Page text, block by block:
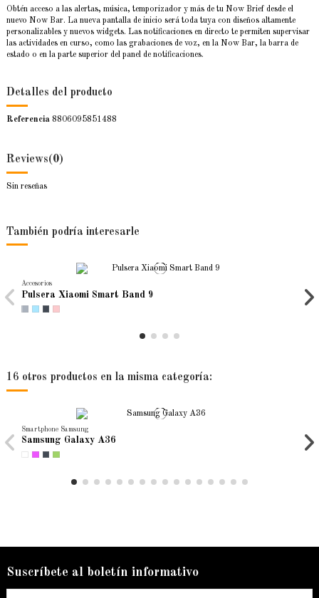
Obtén acceso a las alertas, música, temporizador y más de tu Now Brief desde el
nuevo Now Bar. La nueva pantalla de inicio será toda tuya con diseños altamente
personalizables y nuevos widgets. Las notificaciones en directo te permiten supervisar
las actividades en curso, como las grabaciones de voz, en la Now Bar, la barra de
estado o en la parte superior del panel de notificaciones.
Detalles del producto
Referencia 8806095851488
Reviews(0)
Sin reseñas
También podría interesarle
Accesorios
Pulsera Xiaomi Smart Band 9
Auriculares
Redmi Buds 6 Active
Smartphone Samsung
Samsung Galaxy A16
Smartphone Samsung
Samsung Galaxy A26
16 otros productos en la misma categoría:
Smartphone Samsung
Samsung Galaxy A36
Suscríbete al boletín informativo